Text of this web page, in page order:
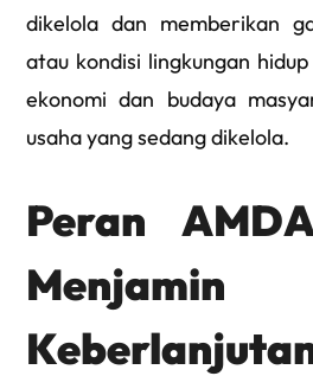
dikelola dan memberikan
atau kondisi lingkungan
ekonomi dan budaya
usaha yang sedang dikelola.
Peran
Menjamin